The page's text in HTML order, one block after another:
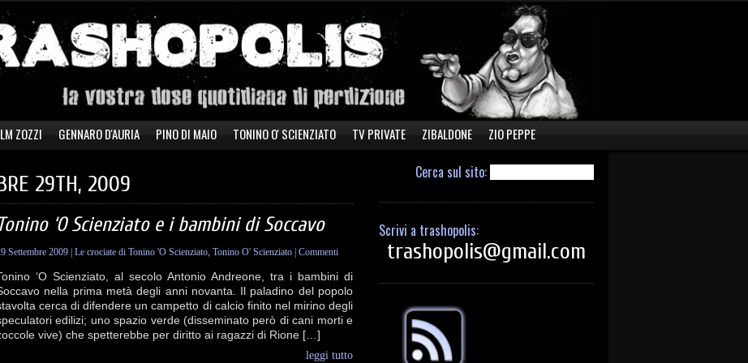
ZOZZI GENNARO D'AURIA PINO DI MAIO TONINO O' SCIENZIATO TV PRIVATE ZIBALDONE ZIO PEPPE
29TH, 2009
Tonino ‘O Scienziato e i bambini di Soccavo
Settembre 2009 Le crociate di Tonino 'O Scienziato, Tonino O' Scienziato Commenti
‘O Scienziato, al secolo Antonio Andreone, tra i bambini di
nella prima metà degli anni novanta. Il paladino del popolo
cerca di difendere un campetto di calcio finito nel mirino degli
edilizi; uno spazio verde (disseminato però di cani morti e
vive) che spetterebbe per diritto ai ragazzi di Rione […]
leggi tutto
Cerca sul sito:
Scrivi a trashopolis:
trashopolis@gmail.com